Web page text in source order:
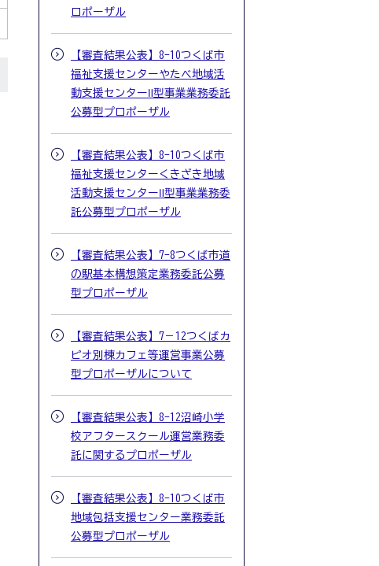
ロポーザル
【審査結果公表】8-10つくば市
福祉支援センターやたべ地域活
動支援センターⅡ型事業業務委託
公募型プロポーザル
【審査結果公表】8-10つくば市
福祉支援センターくきざき地域
活動支援センターⅡ型事業業務委
託公募型プロポーザル
【審査結果公表】7-8つくば市道
の駅基本構想策定業務委託公募
型プロポーザル
【審査結果公表】7－12つくばカ
ピオ別棟カフェ等運営事業公募
型プロポーザルについて
【審査結果公表】8-12沼崎小学
校アフタースクール運営業務委
託に関するプロポーザル
【審査結果公表】8-10つくば市
地域包括支援センター業務委託
公募型プロポーザル